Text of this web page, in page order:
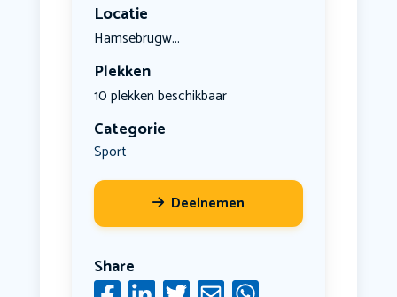
Locatie
Hamsebrugw...
Plekken
10 plekken beschikbaar
Categorie
Sport
Deelnemen
Share